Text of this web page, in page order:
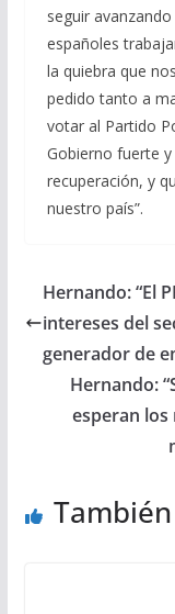
seguir
españoles
la quiebra que
pedido tanto a
votar al Partido
Gobierno fuerte
recuperación, y
nuestro país”.
Hernando: “El
intereses del
generador de
Hernando:
esperan los